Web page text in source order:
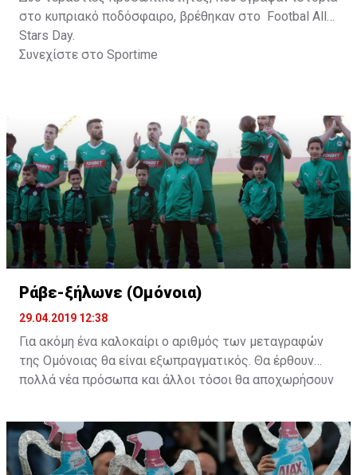
στο κυπριακό ποδόσφαιρο, βρέθηκαν στο Footbal All
Stars Day.
Συνεχίστε στο Sportime
Ράβε-ξήλωνε (Ομόνοια)
29.04.2019 12:38
Για ακόμη ένα καλοκαίρι ο αριθμός των μεταγραφών
της Ομόνοιας θα είναι εξωπραγματικός. Θα έρθουν
πολλά νέα πρόσωπα και άλλοι τόσοι θα αποχωρήσουν
θα κάνει ξανά την εμφάνιση της στους "πράσινους".